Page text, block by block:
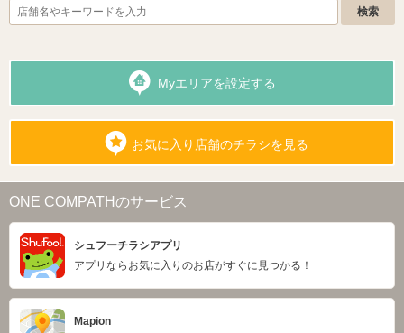
Myエリアを設定する
お気に入り店舗のチラシを見る
ONE COMPATHのサービス
シュフーチラシアプリ
アプリならお気に入りのお店がすぐに見つかる！
Mapion